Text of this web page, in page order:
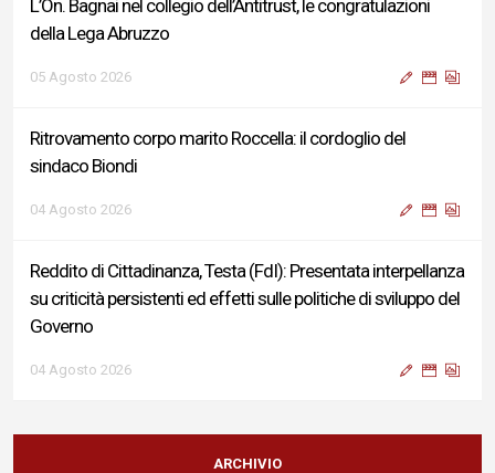
L’On. Bagnai nel collegio dell’Antitrust, le congratulazioni
della Lega Abruzzo
05 Agosto 2026
Ritrovamento corpo marito Roccella: il cordoglio del
sindaco Biondi
04 Agosto 2026
Reddito di Cittadinanza, Testa (FdI): Presentata interpellanza
su criticità persistenti ed effetti sulle politiche di sviluppo del
Governo
04 Agosto 2026
Sigismondi, Liris e Testa: “Profondo cordoglio e vicinanza al
Ministro Roccella e alla sua famiglia”
ARCHIVIO